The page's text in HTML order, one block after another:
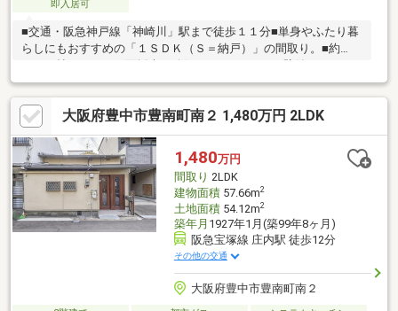
即入居可
■交通・阪急神戸線「神崎川」駅まで徒歩１１分■単身やふたり暮
らしにもおすすめの「１ＳＤＫ（Ｓ＝納戸）」の間取り。■約
９．６帖のＤＫは２面採光が確保されています。■壁付けキッチ
ンが採用され、ダイニングスペースをゆったり使える設計。■２
階に配置された洋室は、約１１．３帖のゆとりある広さ。■ＴＶ
モニター付きインターフォンが搭載されています。■前面道路の
幅員は、東側・北西側共に約４ｍです。■カースペースに駐車１
台可能です！■周辺環境・セブンイレブン豊中千成町店まで３５
０ｍ（徒歩５分）・業務スーパー千成店まで６３０ｍ（徒歩８
分）・豊中千成郵便局まで６１０ｍ（徒歩８分）
大阪府豊中市豊南町南２ 1,480万円 2LDK
1,480万円
間取り 2LDK
建物面積57.66m2
土地面積54.12m2
築年月 1927年1月(築99年8ヶ月)
阪急宝塚線 庄内駅 徒歩12分
その他の交通
大阪府豊中市豊南町南２